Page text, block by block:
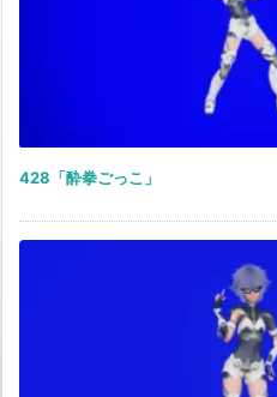
428「酔拳ごっこ」